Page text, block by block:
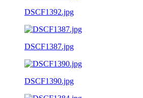
DSCF1392.jpg
DSCF1387.jpg
DSCF1390.jpg